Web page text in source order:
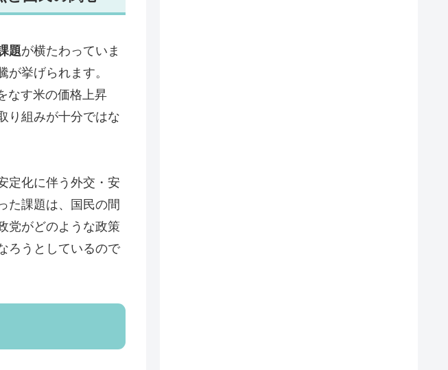
題が横たわっていま
挙げられます。
なす米の価格上昇
り組みが十分ではな
定化に伴う外交・安
た課題は、国民の間
党がどのような政策
ろうとしているので